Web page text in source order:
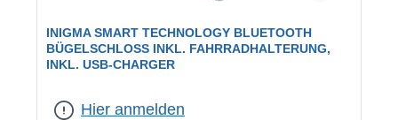
INIGMA SMART TECHNOLOGY BLUETOOTH
BÜGELSCHLOSS INKL. FAHRRADHALTERUNG,
INKL. USB-CHARGER
Hier anmelden